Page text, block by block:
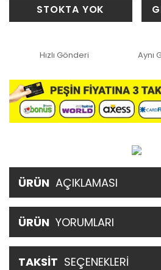
STOKTA YOK
Hızlı Gönderi Aynı
ÜRÜN AÇIKLAMASI
ÜRÜN YORUMLARI
TAKSİT SEÇENEKLERİ